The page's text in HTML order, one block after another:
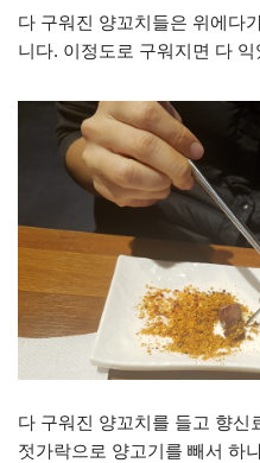
다 구워진 양꼬치들은 위에다
니다. 이정도로 구워지면 다
다 구워진 양꼬치를 들고 향신
젓가락으로 양고기를 빼서 하